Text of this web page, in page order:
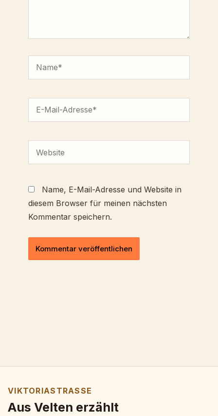
Name, E-Mail-Adresse und Website in
diesem Browser für meinen nächsten
Kommentar speichern.
VIKTORIASTRASSE
Aus Velten erzählt